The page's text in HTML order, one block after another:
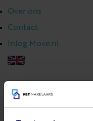
Over ons
Contact
Inlog Move.nl
023 303 54 44